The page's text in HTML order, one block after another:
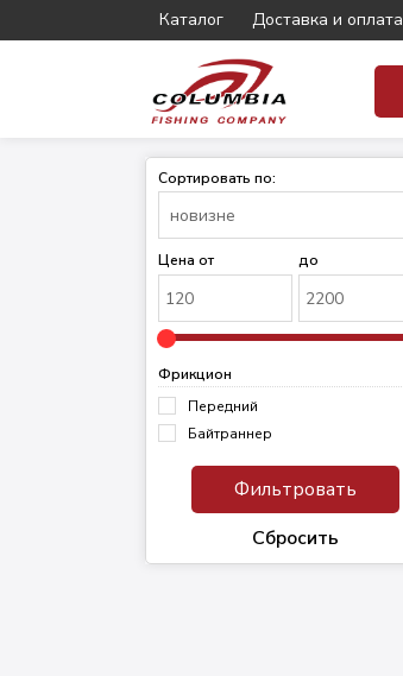
Каталог Доставка и оплата
Сортировать по:
Цена от до
Фрикцион
Передний
Байтраннер
Cбросить